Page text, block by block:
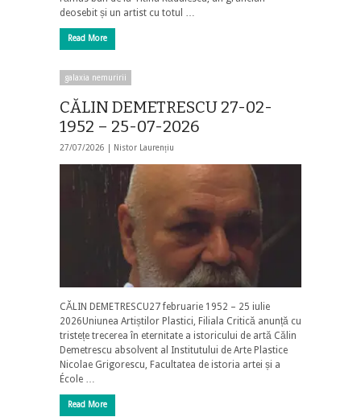
deosebit și un artist cu totul …
Read More
galaxia nemuririi
CĂLIN DEMETRESCU 27-02-
1952 – 25-07-2026
27/07/2026 | Nistor Laurențiu
CĂLIN DEMETRESCU27 februarie 1952 – 25 iulie
2026Uniunea Artiștilor Plastici, Filiala Critică anunță cu
tristețe trecerea în eternitate a istoricului de artă Călin
Demetrescu absolvent al Institutului de Arte Plastice
Nicolae Grigorescu, Facultatea de istoria artei și a
École …
Read More